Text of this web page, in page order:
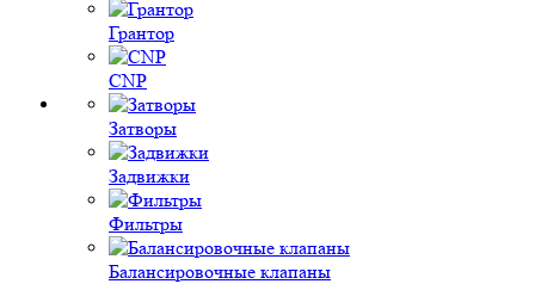
Грантор
CNP
Затворы
Задвижки
Фильтры
Балансировочные клапаны